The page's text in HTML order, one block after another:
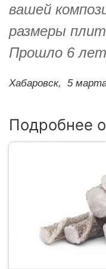
вашей
размеры
Прошло 6
Хабаровск, 5
Подробнее